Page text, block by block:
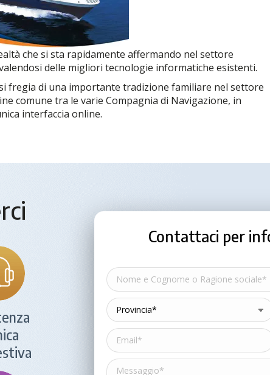
che si sta rapidamente affermando nel settore
delle migliori tecnologie informatiche esistenti.
fregia di una importante tradizione familiare nel settore
comune tra le varie Compagnia di Navigazione, in
interfaccia online.
Contattaci per